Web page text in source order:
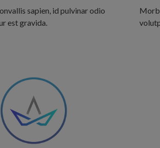
sapien, id pulvinar odio
est gravida.